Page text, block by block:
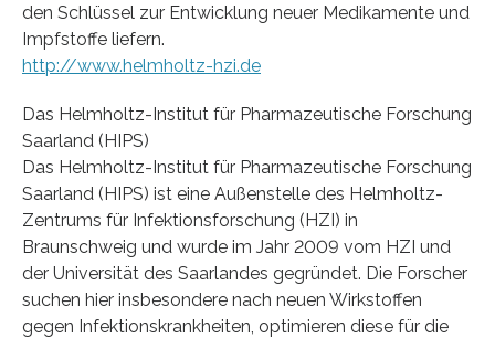
den Schlüssel zur Entwicklung neuer Medikamente und
Impfstoffe liefern.
http://www.helmholtz-hzi.de
Das Helmholtz-Institut für Pharmazeutische Forschung
Saarland (HIPS)
Das Helmholtz-Institut für Pharmazeutische Forschung
Saarland (HIPS) ist eine Außenstelle des Helmholtz-
Zentrums für Infektionsforschung (HZI) in
Braunschweig und wurde im Jahr 2009 vom HZI und
der Universität des Saarlandes gegründet. Die Forscher
suchen hier insbesondere nach neuen Wirkstoffen
gegen Infektionskrankheiten, optimieren diese für die